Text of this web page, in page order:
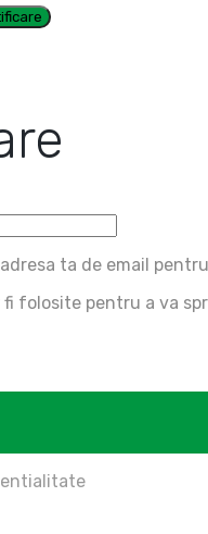
ta de email
fi folosite pentru a va